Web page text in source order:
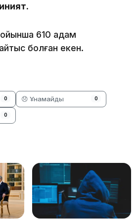
610 адам
болған екен.
0 😞 Ұнамайды 0
0